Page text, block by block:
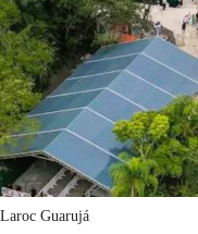
Laroc Guarujá